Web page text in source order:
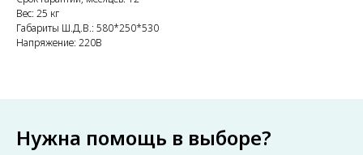
Вес: 25 кг
Габариты Ш.Д.В.: 580*250*530
Напряжение: 220В
Нужна помощь в выборе?